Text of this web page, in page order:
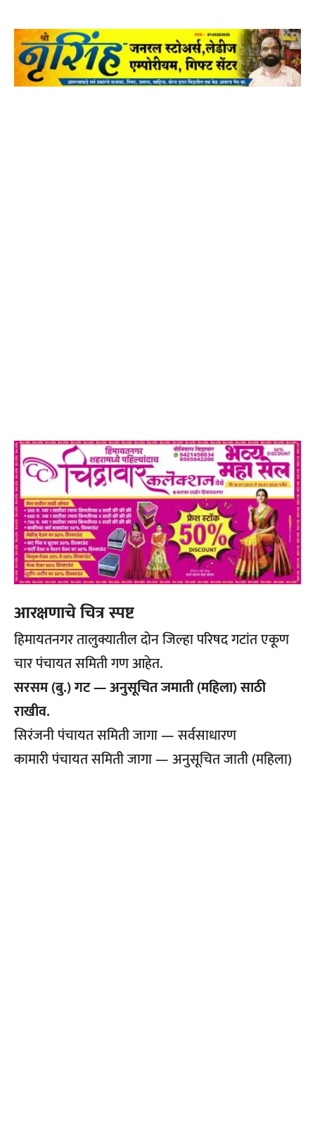
आरक्षणाचे चित्र स्पष्ट
हिमायतनगर तालुक्यातील दोन जिल्हा परिषद गटांत एकूण
चार पंचायत समिती गण आहेत.
सरसम (बु.) गट — अनुसूचित जमाती (महिला) साठी
राखीव.
सिरंजनी पंचायत समिती जागा — सर्वसाधारण
कामारी पंचायत समिती जागा — अनुसूचित जाती (महिला)